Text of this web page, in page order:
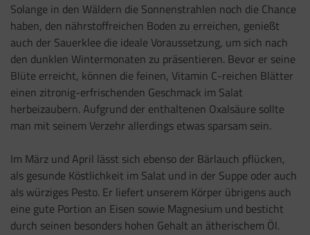
Solange in den Wäldern die Sonnenstrahlen noch die Chance
haben, den nährstoffreichen Boden zu erreichen, genießt
auch der Sauerklee die ideale Voraussetzung, um sich nach
den dunklen Wintermonaten zu präsentieren. Bevor er seine
Blüte erreicht, können die feinen, Vitamin C-reichen Blätter
einen zitronig-erfrischenden Geschmack im Salat
herbeizaubern. Aufgrund der enthaltenen Oxalsäure sollte
man mit seinem Verzehr allerdings etwas sparsam sein.
Im März und April lässt sich ebenso der Bärlauch pflücken,
als gesunde Köstlichkeit im Salat und in der Suppe oder auch
als würziges Pesto. Er liefert unserem Körper übrigens auch
eine gute Portion an Eisen sowie Magnesium und besticht
durch seinen besonders hohen Gehalt an ätherischem Öl.